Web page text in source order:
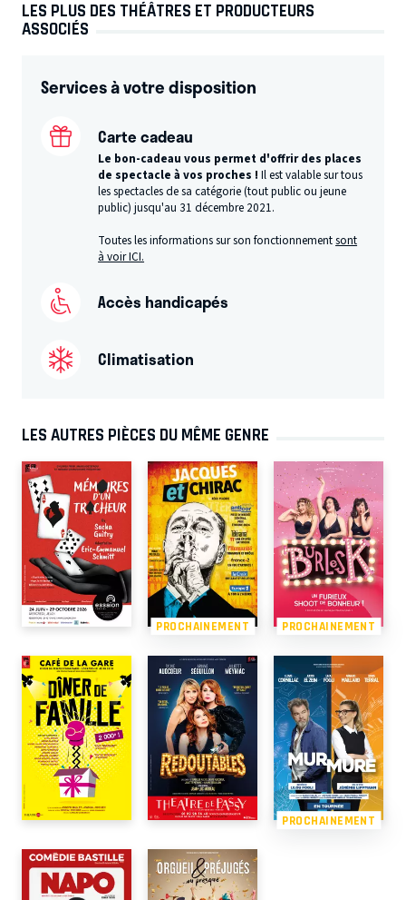
LES PLUS DES THÉÂTRES ET PRODUCTEURS
ASSOCIÉS
Services à votre disposition
Carte cadeau
Le bon-cadeau vous permet d'offrir des places
de spectacle à vos proches ! Il est valable sur tous
les spectacles de sa catégorie (tout public ou jeune
public) jusqu'au 31 décembre 2021.
Toutes les informations sur son fonctionnementsont
à voir ICI.
Accès handicapés
Climatisation
LES AUTRES PIÈCES DU MÊME GENRE
PROCHAINEMENT PROCHAINEMENT
PROCHAINEMENT